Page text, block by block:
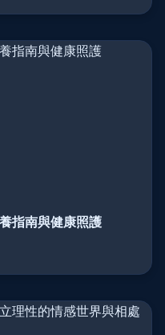
指南與健康照護